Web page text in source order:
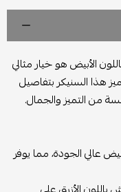
الأبيض هو خيار مثالي
هذا السنيكر بتفاصيل
من التميز والجمال.
عالي الجودة، مما يوفر